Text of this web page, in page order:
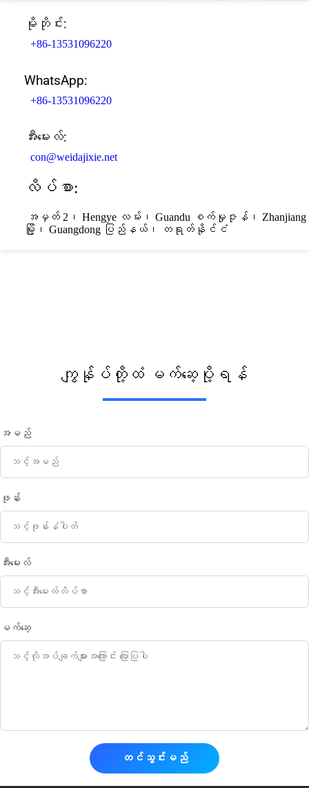
မိုဘိုင်း:
+86-13531096220
WhatsApp:
+86-13531096220
အီးမေးလ်:
con@weidajixie.net
လိပ်စာ:
အမှတ် 2၊ Hengye လမ်း၊ Guandu စက်မှုဇုန်၊ Zhanjiang
မြို့၊ Guangdong ပြည်နယ်၊ တရုတ်နိုင်ငံ
ကျွန်ုပ်တို့ထံ မက်ဆေ့ပို့ရန်
အမည်
ဖုန်း
အီးမေးလ်
မက်ဆေ့
တင်သွင်းမည်